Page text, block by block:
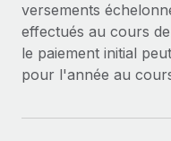
versements
effectués au cours
le paiement initial
pour l'année au